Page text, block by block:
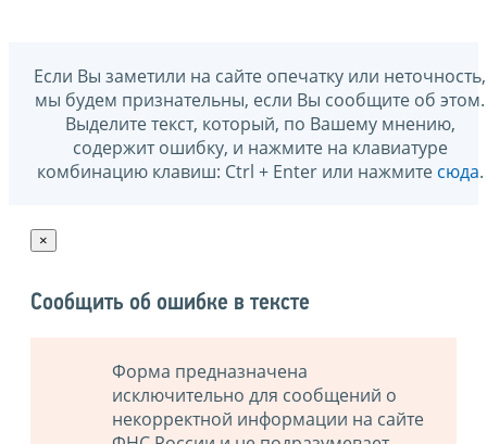
Если Вы заметили на сайте опечатку или неточность,
мы будем признательны, если Вы сообщите об этом.
Выделите текст, который, по Вашему мнению,
содержит ошибку, и нажмите на клавиатуре
комбинацию клавиш: Ctrl + Enter или нажмите сюда.
×
Сообщить об ошибке в тексте
Форма предназначена
исключительно для сообщений о
некорректной информации на сайте